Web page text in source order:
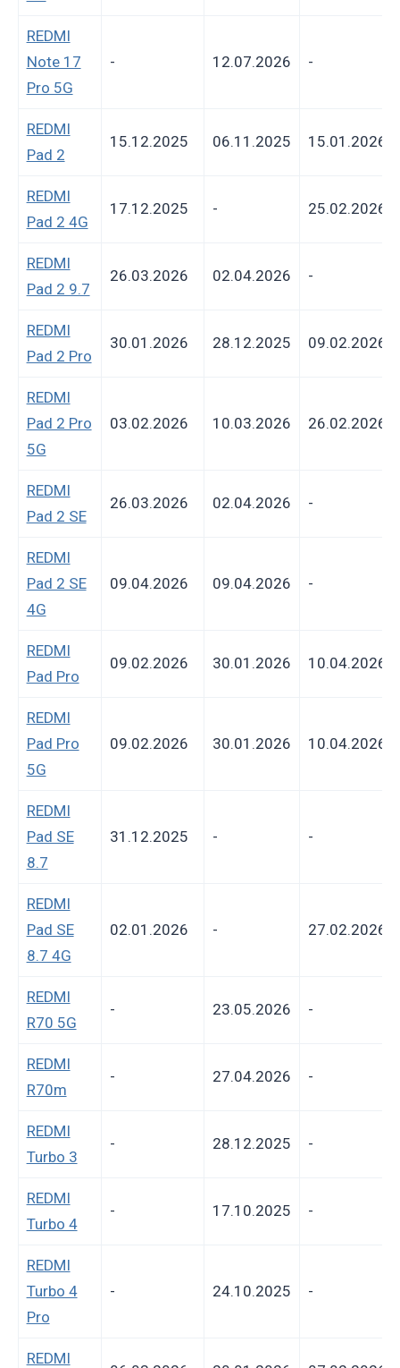
REDMI
Note 17
Pro 5G
- 12.07.2026 -
REDMI
Pad 2
15.12.2025 06.11.2025 15.01.2026
REDMI
Pad 2 4G
17.12.2025 - 25.02.2026
REDMI
Pad 2 9.7
26.03.2026 02.04.2026 -
REDMI
Pad 2 Pro
30.01.2026 28.12.2025 09.02.2026
REDMI
Pad 2 Pro
5G
03.02.2026 10.03.2026 26.02.2026
REDMI
Pad 2 SE
26.03.2026 02.04.2026 -
REDMI
Pad 2 SE
4G
09.04.2026 09.04.2026 -
REDMI
Pad Pro
09.02.2026 30.01.2026 10.04.2026
REDMI
Pad Pro
5G
09.02.2026 30.01.2026 10.04.2026
REDMI
Pad SE
8.7
31.12.2025 - -
REDMI
Pad SE
8.7 4G
02.01.2026 - 27.02.2026
REDMI
R70 5G
- 23.05.2026 -
REDMI
R70m
- 27.04.2026 -
REDMI
Turbo 3
- 28.12.2025 -
REDMI
Turbo 4
- 17.10.2025 -
REDMI
Turbo 4
Pro
- 24.10.2025 -
REDMI